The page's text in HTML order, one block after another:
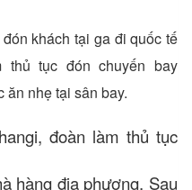
khách tại ga đi quốc tế
thủ tục đón chuyến bay
ăn nhẹ tại sân bay.
đoàn làm thủ tục
hàng địa phương. Sau